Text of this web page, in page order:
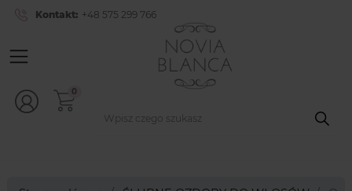
Kontakt: +48 575 299 766
0